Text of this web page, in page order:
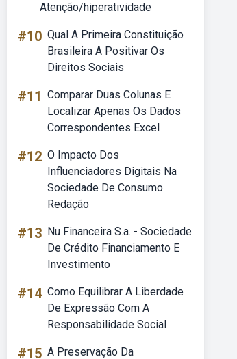
Atenção/hiperatividade
#10 Qual A Primeira Constituição
Brasileira A Positivar Os
Direitos Sociais
#11 Comparar Duas Colunas E
Localizar Apenas Os Dados
Correspondentes Excel
#12 O Impacto Dos
Influenciadores Digitais Na
Sociedade De Consumo
Redação
#13 Nu Financeira S.a. - Sociedade
De Crédito Financiamento E
Investimento
#14 Como Equilibrar A Liberdade
De Expressão Com A
Responsabilidade Social
#15 A Preservação Da